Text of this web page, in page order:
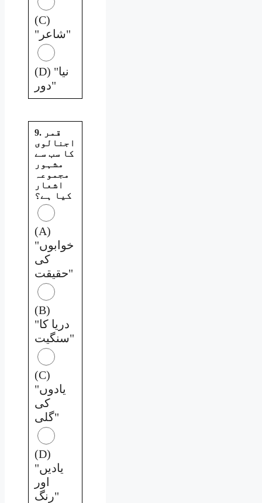
(C)
"شاعر"
(D) "نیا
دور"
9. قمر
اجنالوی
کا سب سے
مشہور
مجموعہ
اشعار
کیا ہے؟
(A)
"خوابوں
کی
حقیقت"
(B)
"دریا کا
سنگیت"
(C)
"یادوں
کی
گلی"
(D)
"یادیں
اور
رنگ"